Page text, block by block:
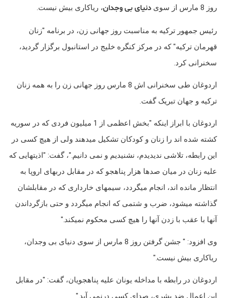
روز 8 مارس از سوی
دنیای بی وجدان، ریاکاری بیش نیست.
رئیس جمهور ترکیه به مناسبت روز جهانی زن، در برنامه "زنان
قهرمان ترکیه" که در مرکز کنگره خلیج در استانبول برگزار گردید،
سخنرانی کرد.
اردوغان طی سخنرانی اش 8 مارس روز جهانی زن را به همه زنان
ترکیه و جهان تبریک گفت.
اردوغان با ابراز اینکه "بخش اعظمی از 1 میلیون فردی که در سوریه
کشته شده اند را زنان و کودکان تشکیل میدهند ولی از هیچ کسی در
این رابطه، تلاشی ندیدیدم، نشنیدیم و نمی دانیم."، گفت: "اذیتهایی که
علیه زنان در میان صدها هزار پناهجو که در مقابل دربهای اروپا به
انتظار مانده اند، انجام میگردد، سیمهای خارداری که در مقابلشان
گذاشته میشود، ضرب و شتمی که انجام میگردد و حتی بازگرداندن
آنها با عقب با زدن آنها را هیچ کسی محکوم نمیکند."
وی افزود: " جشن گرفتن روز 8 مارس از سوی دنیای بی وجدان،
ریاکاری بیش نیست."
اردوغان در رابطه با مداخله یونان علیه پناهجویان، گفت: "در مقابل
این اعمال ضد بشری، صدای کسی درنمی آید."